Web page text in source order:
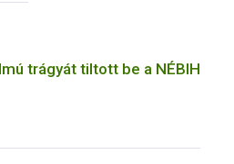
trágyát tiltott be a NÉBIH